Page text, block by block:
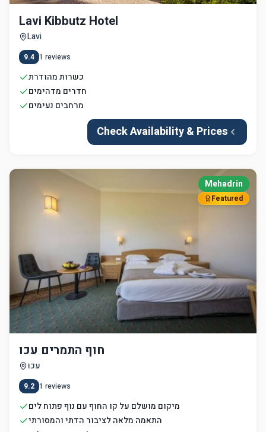
Lavi Kibbutz Hotel
Lavi
9.4 1 reviews
כשרות מהודרת
חדרים מדהימים
מרחבים נעימים
Check Availability & Prices
Mehadrin
Featured
חוף התמרים עכו
עכו
9.2 1 reviews
מיקום מושלם על קו החוף עם נוף פתוח לים
התאמה מלאה לציבור הדתי והמסורתי